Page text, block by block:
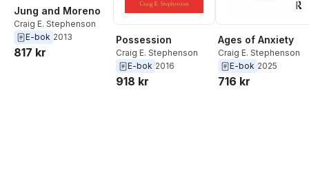
Jung and Moreno
Craig E. Stephenson
E-bok 2013
817 kr
Possession
Craig E. Stephenson
E-bok 2016
918 kr
Ages of Anxiety
Craig E. Stephenson
E-bok 2025
716 kr